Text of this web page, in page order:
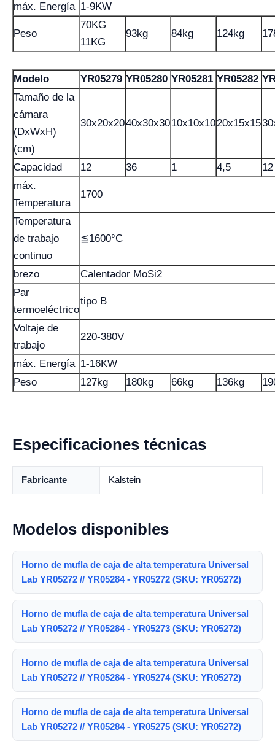
máx. Energía 1-9KW
Peso
70KG
11KG
93kg 84kg 124kg
Modelo YR05279 YR05280 YR05281 YR05282
Tamaño de la
cámara
(DxWxH)
(cm)
30x20x2040x30x3010x10x1020x15x15
Capacidad 12 36 1 4,5
12
máx.
Temperatura
1700
Temperatura
de trabajo
continuo
≦1600°C
brezo
Calentador MoSi2
Par
termoeléctrico
tipo B
Voltaje de
trabajo
220-380V
máx. Energía 1-16KW
Peso
127kg 180kg 66kg 136kg
Especificaciones técnicas
Fabricante Kalstein
Modelos disponibles
Horno de mufla de caja de alta temperatura Universal
Lab YR05272 // YR05284 - YR05272 (SKU: YR05272)
Horno de mufla de caja de alta temperatura Universal
Lab YR05272 // YR05284 - YR05273 (SKU: YR05272)
Horno de mufla de caja de alta temperatura Universal
Lab YR05272 // YR05284 - YR05274 (SKU: YR05272)
Horno de mufla de caja de alta temperatura Universal
Lab YR05272 // YR05284 - YR05275 (SKU: YR05272)